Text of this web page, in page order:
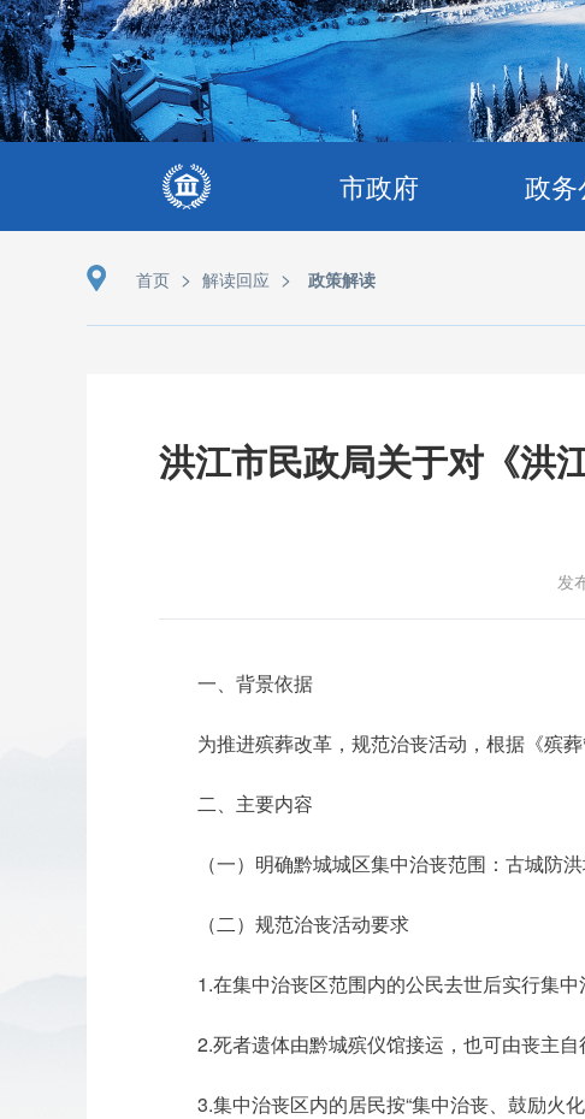
市政府 政务
首页 > 解读回应 > 政策解读
洪江市民政局关于对《洪
发
一、背景依据
为推进殡葬改革，规范治丧活动，根据《殡
二、主要内容
（一）明确黔城城区集中治丧范围：古城防
（二）规范治丧活动要求
1.在集中治丧区范围内的公民去世后实行集
2.死者遗体由黔城殡仪馆接运，也可由丧主
3.集中治丧区内的居民按“集中治丧、鼓励火